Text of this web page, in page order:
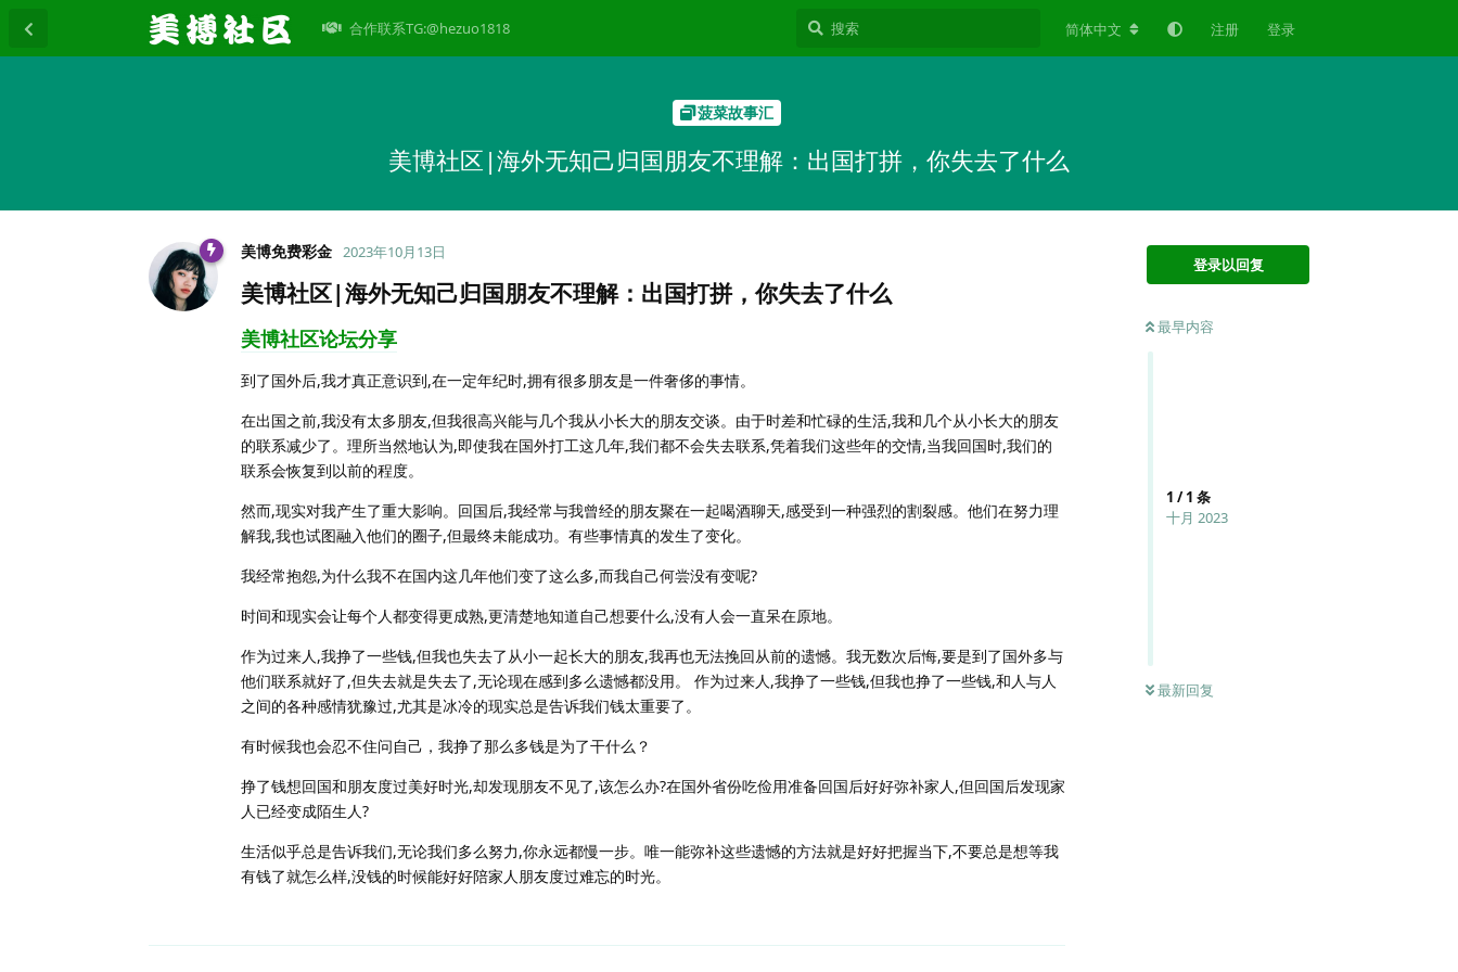
合作联系TG:@hezuo1818 简体中文 注册 登录
菠菜故事汇
美博社区|海外无知己归国朋友不理解：出国打拼，你失去了什么
登录以回复
最早内容
1 /1 条
十月 2023
最新回复
美博免费彩金 2023年10月13日
美博社区|海外无知己归国朋友不理解：出国打拼，你失去了什么
美博社区论坛分享
到了国外后,我才真正意识到,在一定年纪时,拥有很多朋友是一件奢侈的事情。
在出国之前,我没有太多朋友,但我很高兴能与几个我从小长大的朋友交谈。由于时差和忙碌的生活,我和几个从小长大的朋友
的联系减少了。理所当然地认为,即使我在国外打工这几年,我们都不会失去联系,凭着我们这些年的交情,当我回国时,我们的
联系会恢复到以前的程度。
然而,现实对我产生了重大影响。回国后,我经常与我曾经的朋友聚在一起喝酒聊天,感受到一种强烈的割裂感。他们在努力理
解我,我也试图融入他们的圈子,但最终未能成功。有些事情真的发生了变化。
我经常抱怨,为什么我不在国内这几年他们变了这么多,而我自己何尝没有变呢?
时间和现实会让每个人都变得更成熟,更清楚地知道自己想要什么,没有人会一直呆在原地。
作为过来人,我挣了一些钱,但我也失去了从小一起长大的朋友,我再也无法挽回从前的遗憾。我无数次后悔,要是到了国外多与
他们联系就好了,但失去就是失去了,无论现在感到多么遗憾都没用。 作为过来人,我挣了一些钱,但我也挣了一些钱,和人与人
之间的各种感情犹豫过,尤其是冰冷的现实总是告诉我们钱太重要了。
有时候我也会忍不住问自己，我挣了那么多钱是为了干什么？
挣了钱想回国和朋友度过美好时光,却发现朋友不见了,该怎么办?在国外省份吃俭用准备回国后好好弥补家人,但回国后发现家
人已经变成陌生人?
生活似乎总是告诉我们,无论我们多么努力,你永远都慢一步。唯一能弥补这些遗憾的方法就是好好把握当下,不要总是想等我
有钱了就怎么样,没钱的时候能好好陪家人朋友度过难忘的时光。